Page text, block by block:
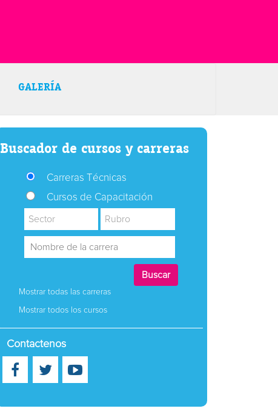
GALERÍA
Buscador de cursos y carreras
Carreras Técnicas
Cursos de Capacitación
Mostrar todas las carreras
Mostrar todos los cursos
Contactenos